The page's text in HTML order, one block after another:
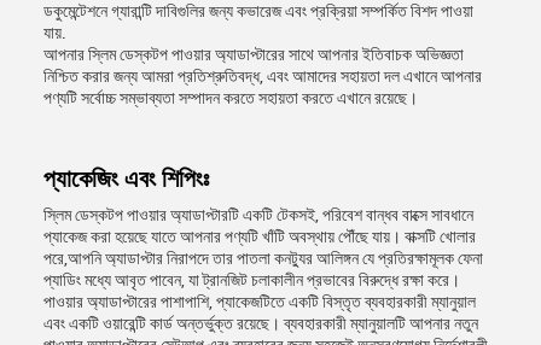
ডকুমেন্টেশনে গ্যারান্টি দাবিগুলির জন্য কভারেজ এবং প্রক্রিয়া সম্পর্কিত বিশদ পাওয়া
যায়.
আপনার স্লিম ডেস্কটপ পাওয়ার অ্যাডাপ্টারের সাথে আপনার ইতিবাচক অভিজ্ঞতা
নিশ্চিত করার জন্য আমরা প্রতিশ্রুতিবদ্ধ, এবং আমাদের সহায়তা দল এখানে আপনার
পণ্যটি সর্বোচ্চ সম্ভাব্যতা সম্পাদন করতে সহায়তা করতে এখানে রয়েছে।
প্যাকেজিং এবং শিপিংঃ
স্লিম ডেস্কটপ পাওয়ার অ্যাডাপ্টারটি একটি টেকসই, পরিবেশ বান্ধব বাক্সে সাবধানে
প্যাকেজ করা হয়েছে যাতে আপনার পণ্যটি খাঁটি অবস্থায় পৌঁছে যায়। বাক্সটি খোলার
পরে,আপনি অ্যাডাপ্টার নিরাপদে তার পাতলা কনট্যুর আলিঙ্গন যে প্রতিরক্ষামূলক ফেনা
প্যাডিং মধ্যে আবৃত পাবেন, যা ট্রানজিট চলাকালীন প্রভাবের বিরুদ্ধে রক্ষা করে।
পাওয়ার অ্যাডাপ্টারের পাশাপাশি, প্যাকেজটিতে একটি বিস্তৃত ব্যবহারকারী ম্যানুয়াল
এবং একটি ওয়ারেন্টি কার্ড অন্তর্ভুক্ত রয়েছে। ব্যবহারকারী ম্যানুয়ালটি আপনার নতুন